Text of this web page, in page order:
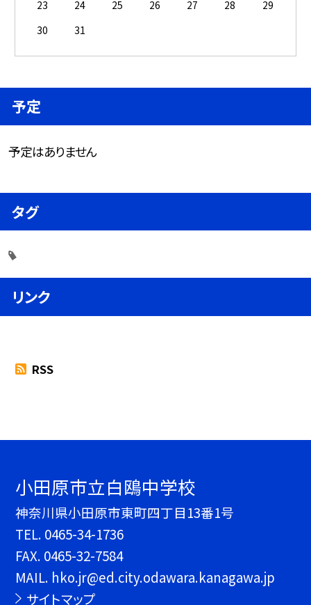
23
24 25 26 27 28
29
30
31
予定
予定はありません
タグ
リンク
RSS
小田原市立白鴎中学校
神奈川県小田原市東町四丁目13番1号
TEL. 0465-34-1736
FAX. 0465-32-7584
MAIL. hko.jr@ed.city.odawara.kanagawa.jp
サイトマップ